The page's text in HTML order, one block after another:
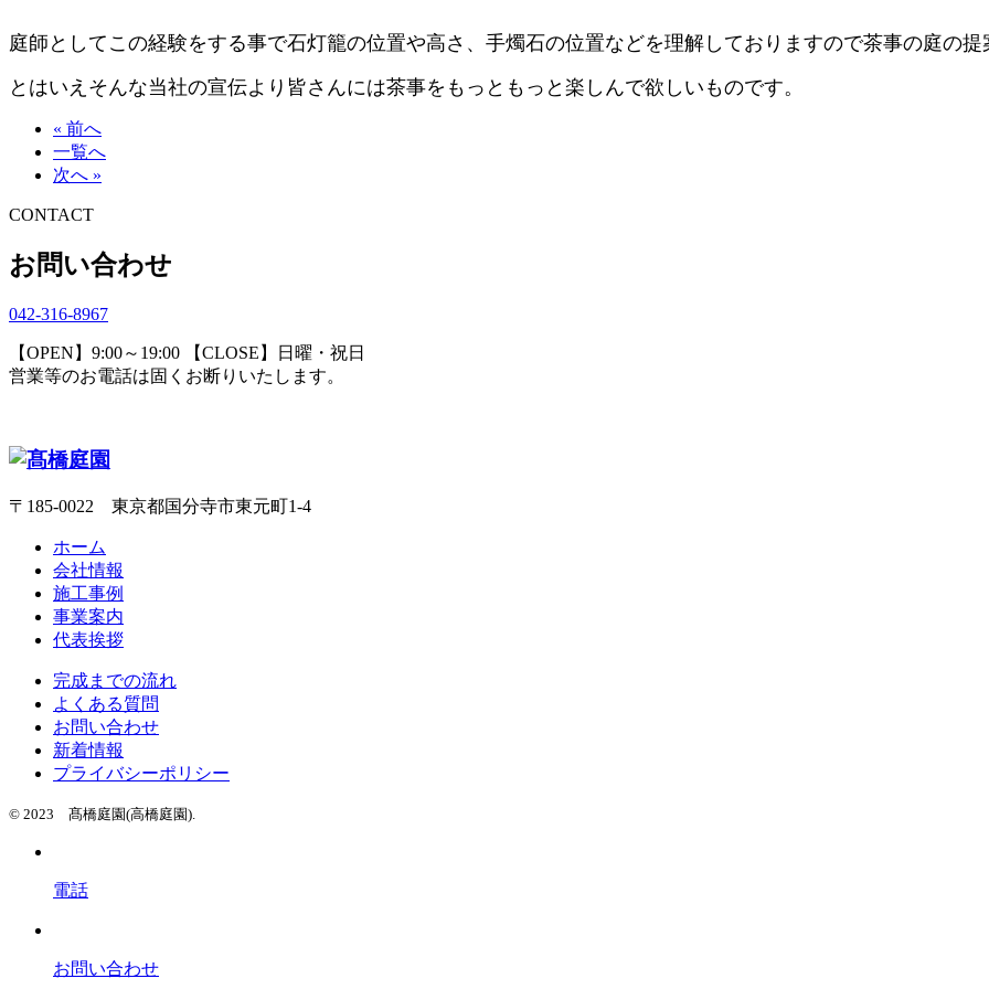
庭師としてこの経験をする事で石灯籠の位置や高さ、手燭石の位置などを理解しておりますので茶事の庭の提
とはいえそんな当社の宣伝より皆さんには茶事をもっともっと楽しんで欲しいものです。
« 前へ
一覧へ
次へ »
CONTACT
お問い合わせ
042-316-8967
【OPEN】9:00～19:00 【CLOSE】日曜・祝日
営業等のお電話は固くお断りいたします。
〒185-0022 東京都国分寺市東元町1-4
ホーム
会社情報
施工事例
事業案内
代表挨拶
完成までの流れ
よくある質問
お問い合わせ
新着情報
プライバシーポリシー
© 2023 髙橋庭園(高橋庭園).
電話
お問い合わせ